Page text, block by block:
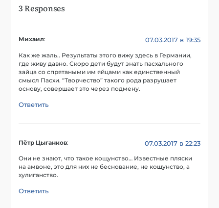
3 Responses
Михаил: 07.03.2017 в 19:35
Как же жаль.. Результаты этого вижу здесь в Германии,
где живу давно. Скоро дети будут знать пасхального
зайца со спрятаными им яйцами как единственный
смысл Пасхи. “Творчество” такого рода разрушает
основу, совершает это через подмену.
Ответить
Пётр Цыганков: 07.03.2017 в 22:23
Они не знают, что такое кощунство… Известные пляски
на амвоне, это для них не беснование, не кощунство, а
хулиганство.
Ответить